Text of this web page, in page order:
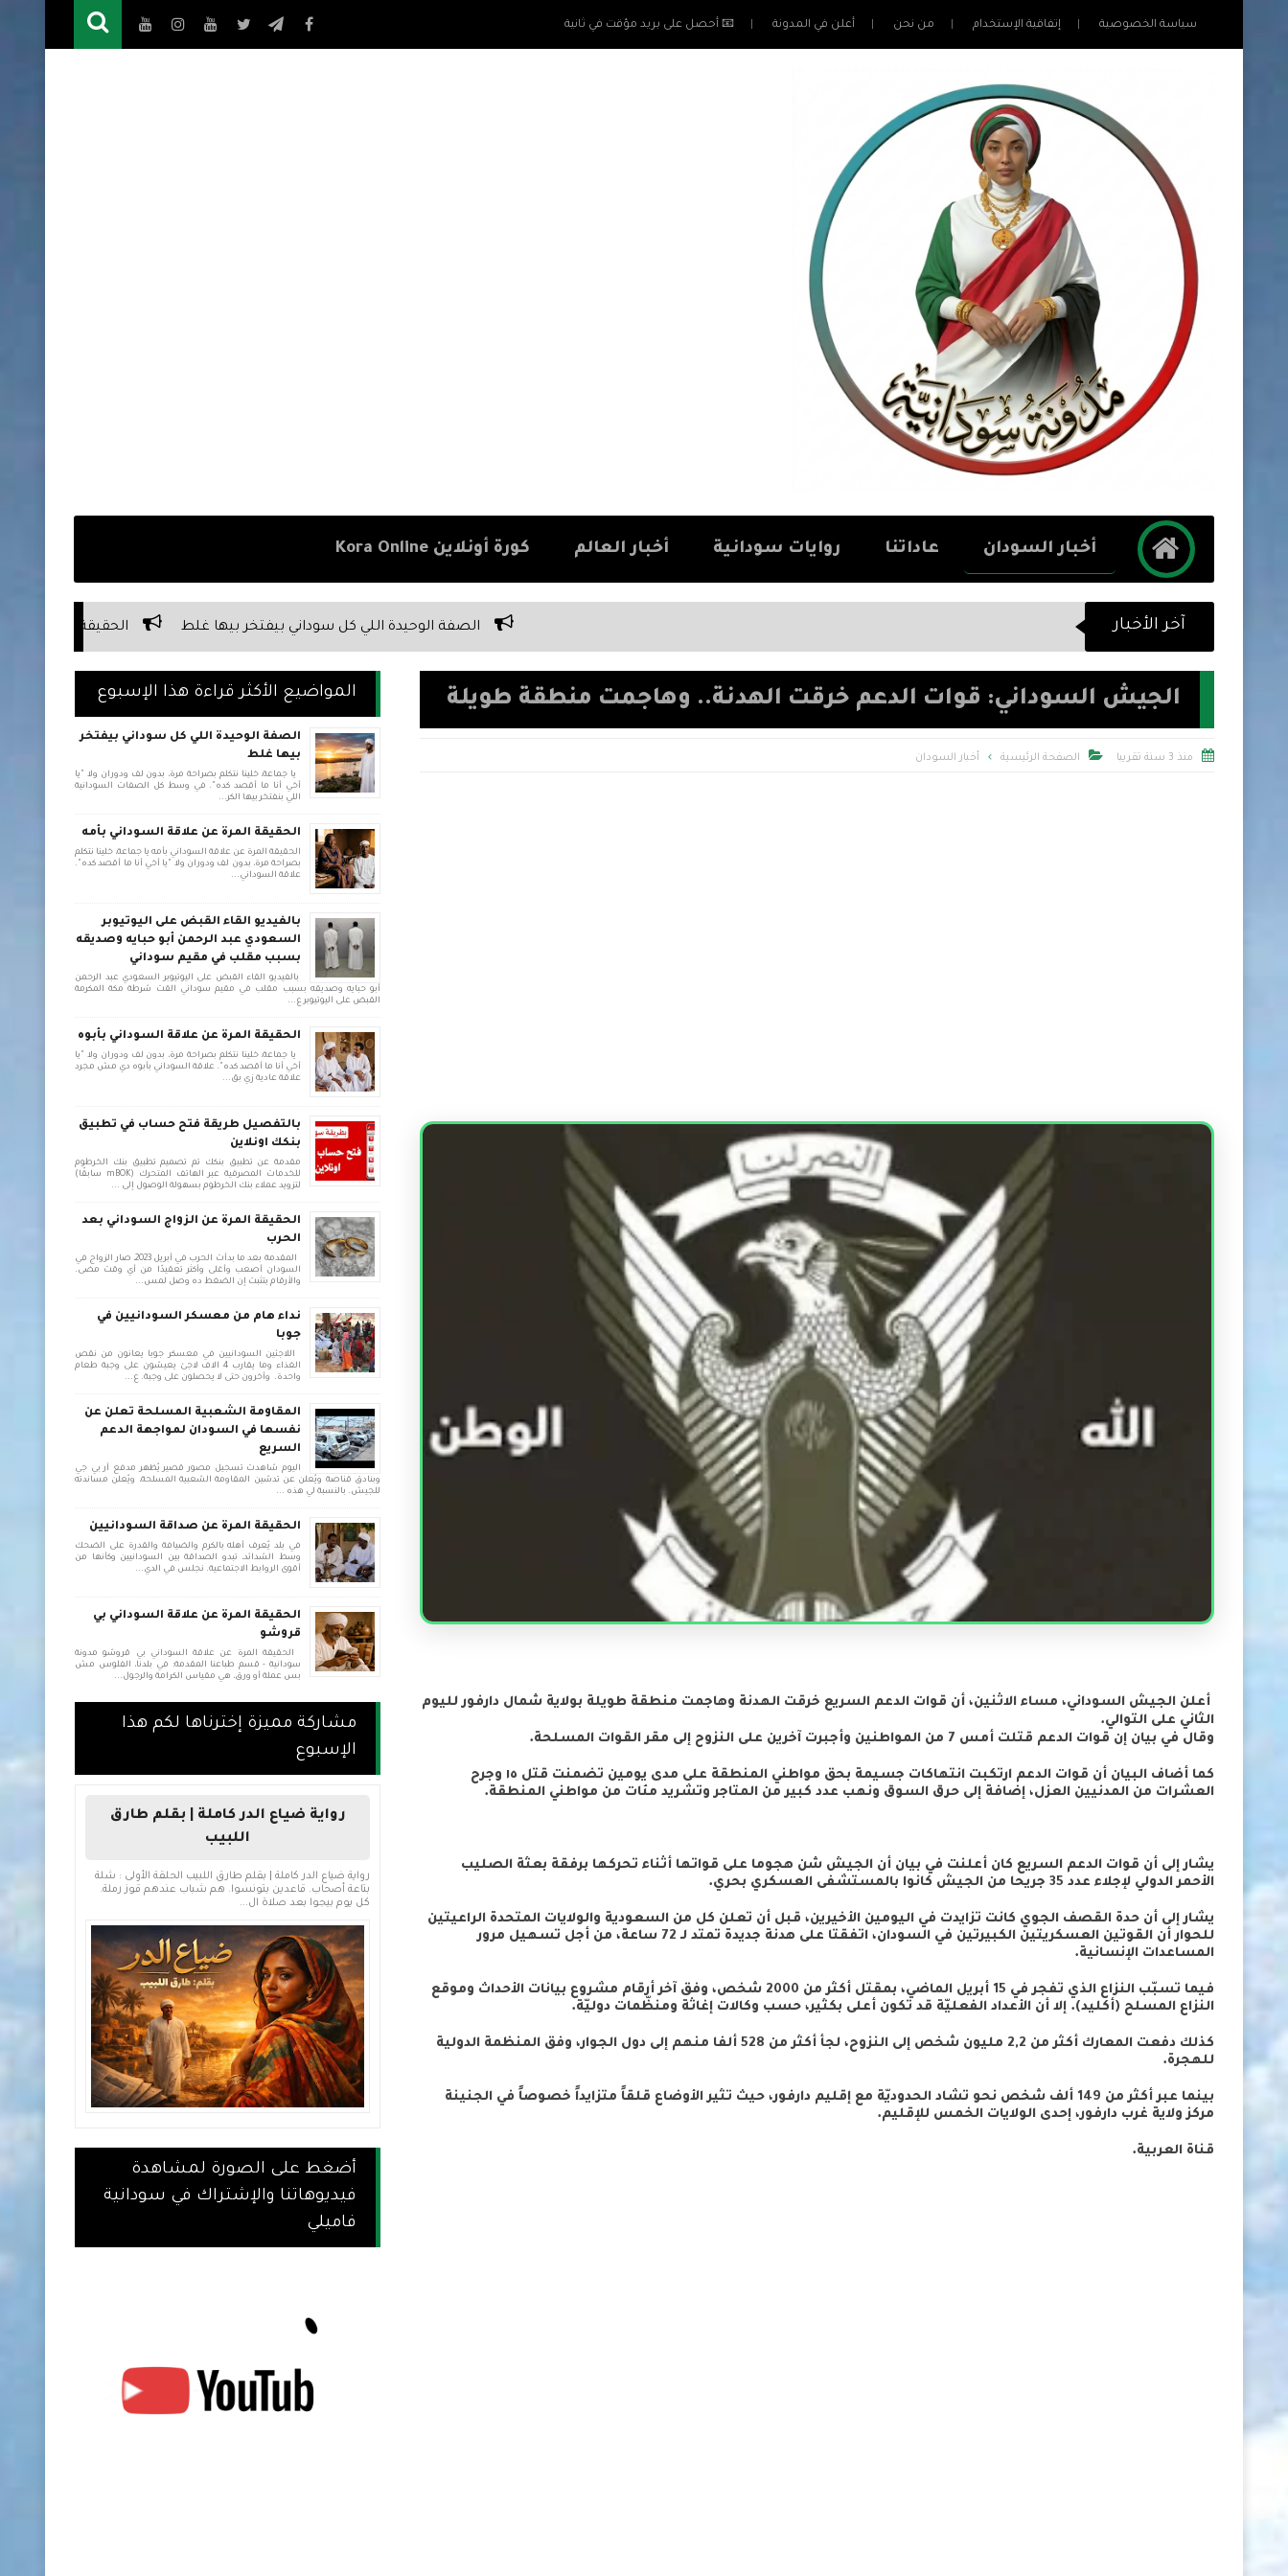
سياسة الخصوصية إتفاقية الإستخدام من نحن أعلن في المدونة 📧 أحصل على بريد مؤقت في ثانية
أخبار السودان عاداتنا روايات سودانية أخبار العالم كورة أونلاين Kora Online
آخر الأخبار الصفة الوحيدة اللي كل سوداني بيفتخر بيها غلط الحقيقة المرة عن علاقة السوداني بأبوه
الجيش السوداني: قوات الدعم خرقت الهدنة.. وهاجمت منطقة طويلة
 منذ 3 سنة تقريبا  الصفحة الرئيسية أخبار السودان
أعلن الجيش السوداني، مساء الاثنين، أن قوات الدعم السريع خرقت الهدنة وهاجمت منطقة طويلة بولاية شمال دارفور لليوم
الثاني على التوالي.
وقال في بيان إن قوات الدعم قتلت أمس 7 من المواطنين وأجبرت آخرين على النزوح إلى مقر القوات المسلحة.
كما أضاف البيان أن قوات الدعم ارتكبت انتهاكات جسيمة بحق مواطني المنطقة على مدى يومين تضمنت قتل ١٥ وجرح
العشرات من المدنيين العزل، إضافة إلى حرق السوق ونهب عدد كبير من المتاجر وتشريد مئات من مواطني المنطقة.
يشار إلى أن قوات الدعم السريع كان أعلنت في بيان أن الجيش شن هجوما على قواتها أثناء تحركها برفقة بعثة الصليب
الأحمر الدولي لإجلاء عدد 35 جريحا من الجيش كانوا بالمستشفى العسكري بحري.
يشار إلى أن حدة القصف الجوي كانت تزايدت في اليومين الأخيرين، قبل أن تعلن كل من السعودية والولايات المتحدة الراعيتين
للحوار أن القوتين العسكريتين الكبيرتين في السودان، اتفقتا على هدنة جديدة تمتد لـ 72 ساعة، من أجل تسهيل مرور
المساعدات الإنسانية.
فيما تسبّب النزاع الذي تفجر في 15 أبريل الماضي، بمقتل أكثر من 2000 شخص، وفق آخر أرقام مشروع بيانات الأحداث وموقع
النزاع المسلح (أكليد). إلا أن الأعداد الفعليّة قد تكون أعلى بكثير، حسب وكالات إغاثة ومنظّمات دوليّة.
كذلك دفعت المعارك أكثر من 2,2 مليون شخص إلى النزوح، لجأ أكثر من 528 ألفا منهم إلى دول الجوار، وفق المنظمة الدولية
للهجرة.
بينما عبر أكثر من 149 ألف شخص نحو تشاد الحدوديّة مع إقليم دارفور، حيث تثير الأوضاع قلقاً متزايداً خصوصاً في الجنينة
مركز ولاية غرب دارفور، إحدى الولايات الخمس للإقليم.
قناة العربية.
المواضيع الأكثر قراءة هذا الإسبوع
الصفة الوحيدة اللي كل سوداني بيفتخر
بيها غلط
يا جماعة، خلينا نتكلم بصراحة مرة، بدون لف ودوران ولا "يا
أخي أنا ما أقصد كده". في وسط كل الصفات السودانية
اللي بنفتخر بيها الكر...
الحقيقة المرة عن علاقة السوداني بأمه
الحقيقة المرة عن علاقة السوداني بأمه يا جماعة، خلينا نتكلم
بصراحة مرة، بدون لف ودوران ولا "يا أخي أنا ما أقصد كده".
علاقة السوداني...
بالفيديو القاء القبض على اليوتيوبر
السعودي عبد الرحمن أبو حبايه وصديقه
بسبب مقلب في مقيم سوداني
بالفيديو القاء القبض على اليوتيوبر السعودي عبد الرحمن
أبو حبايه وصديقه بسبب مقلب في مقيم سوداني القت شرطة مكة المكرمة
القبض على اليوتيوبر ع...
الحقيقة المرة عن علاقة السوداني بأبوه
يا جماعة، خلينا نتكلم بصراحة مرة، بدون لف ودوران ولا "يا
أخي أنا ما أقصد كده". علاقة السوداني بأبوه دي مش مجرد
علاقة عادية زي بق...
بالتفصيل طريقة فتح حساب في تطبيق
بنكك اونلاين
مقدمة عن تطبيق بنكك تم تصميم تطبيق بنك الخرطوم
للخدمات المصرفية عبر الهاتف المتحرك (mBOK سابقًا)
لتزويد عملاء بنك الخرطوم بسهولة الوصول إلى ...
الحقيقة المرة عن الزواج السوداني بعد
الحرب
المقدمة بعد ما بدأت الحرب في أبريل 2023، صار الزواج في
السودان أصعب وأغلى وأكثر تعقيدًا من أي وقت مضى.
والأرقام بتثبت إن الضغط ده وصل لمس...
نداء هام من معسكر السودانيين في
جوبا
اللاجئين السودانيين في معسكر جوبا يعانون من نقص
الغذاء وما يقارب 4 الاف لاجئ يعيشون على وجبة طعام
واحدة. وأخرون حتى لا يحصلون على وجبة. ع...
المقاومة الشعبية المسلحة تعلن عن
نفسها في السودان لمواجهة الدعم
السريع
اليوم شاهدت تسجيل مصور قصير يُظهر مدفع آر بي جي
وبنادق قناصة ويُعلن عن تدشين المقاومة الشعبية المسلحة، ويُعلن مساندته
للجيش. بالنسبة لي هذه ...
الحقيقة المرة عن صداقة السودانيين
في بلد يُعرف أهله بالكرم والضيافة والقدرة على الضحك
وسط الشدائد، تبدو الصداقة بين السودانيين وكأنها من
أقوى الروابط الاجتماعية. نجلس في الدي...
الحقيقة المرة عن علاقة السوداني بي
قروشو
الحقيقة المرة عن علاقة السوداني بي قروشو مدونة
سودانية - قسم طباعنا المقدمة: في بلدنا، الفلوس مش
بس عملة أو ورق، هي مقياس الكرامة والرجول...
مشاركة مميزة إخترناها لكم هذا
الإسبوع
رواية ضياع الدر كاملة | بقلم طارق
اللبيب
رواية ضياع الدر كاملة | بقلم طارق اللبيب الحلقة الأولى : شلة
بتاعة أصحاب. قاعدين بتونسوا. هم شباب عندهم قوز رملة.
كل يوم بيجوا بعد صلاة ال...
أضغط على الصورة لمشاهدة
فيديوهاتنا والإشتراك في سودانية
فاميلي